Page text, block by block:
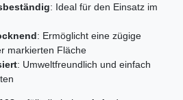
: Ideal für den Einsatz im
: Ermöglicht eine zügige
markierten Fläche
: Umweltfreundlich und einfach